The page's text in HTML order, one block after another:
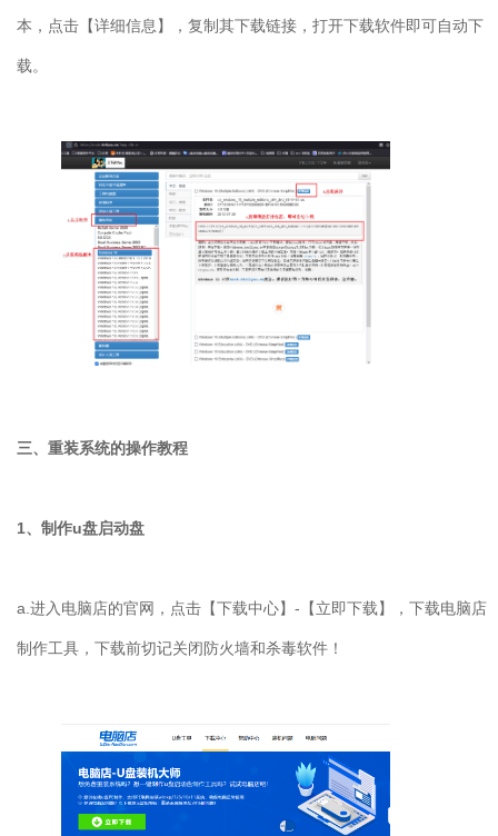
本，点击【详细信息】，复制其下载链接，打开下载软件即可自动下
载。
三、重装系统的操作教程
1、制作u盘启动盘
a. 进入电脑店的官网，点击【下载中心】 - 【立即下载】，下载电脑店
制作工具，下载前切记关闭防火墙和杀毒软件！